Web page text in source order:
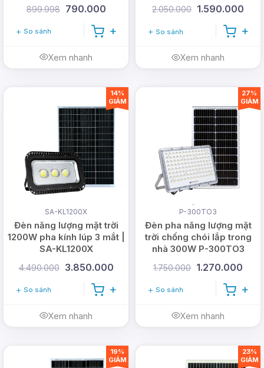
899.998 790.000
So sánh
Xem nhanh
2.050.000 1.590.000
So sánh
Xem nhanh
SA-KL1200X
Đèn năng lượng mặt trời
1200W pha kính lúp 3 mắt |
SA-KL1200X
4.490.000 3.850.000
So sánh
Xem nhanh
14%
GIẢM
P-300TO3
Đèn pha năng lượng mặt
trời chống chói lắp trong
nhà 300W P-300TO3
1.750.000 1.270.000
So sánh
Xem nhanh
27%
GIẢM
19%
GIẢM
23%
GIẢM